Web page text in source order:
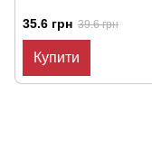
35.6 грн 39.6 грн
Купити